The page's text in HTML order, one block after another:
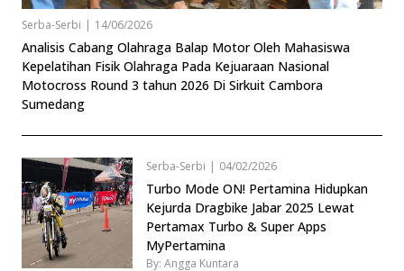
Serba-Serbi | 14/06/2026
Analisis Cabang Olahraga Balap Motor Oleh Mahasiswa
Kepelatihan Fisik Olahraga Pada Kejuaraan Nasional
Motocross Round 3 tahun 2026 Di Sirkuit Cambora
Sumedang
Serba-Serbi | 04/02/2026
Turbo Mode ON! Pertamina Hidupkan
Kejurda Dragbike Jabar 2025 Lewat
Pertamax Turbo & Super Apps
MyPertamina
By: Angga Kuntara